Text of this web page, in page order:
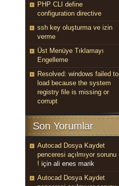
PHP CLI define
configuration directive
ssh key oluşturma ve izin
verme
Üst Menüye Tıklamayı
Engelleme
Resolved: windows failed to
load because the system
registry file is missing or
corrupt
Son Yorumlar
Autocad Dosya Kaydet
penceresi açılmıyor sorunu
! için ali enes marik
Autocad Dosya Kaydet